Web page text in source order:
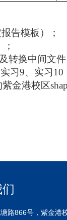
报告模板）；
；
及转换中间文
习9、实习10
金港校区
路866号，紫金港